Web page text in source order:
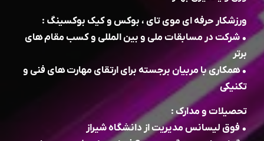
ورزشکار حرفه ای موی تای ، بوکس و کیک بوکسینگ :
• شرکت در مسابقات ملی و بین المللی و کسب مقام های
برتر
• همکاری با مربیان برجسته برای ارتقای مهارت های فنی و
تکنیکی
تحصیلات و مدارک :
• فوق لیسانس مدیریت از دانشگاه شیراز